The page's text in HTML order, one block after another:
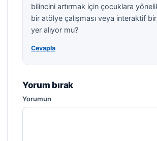
bilincini artırmak için çocuklara
bir atölye çalışması veya interaktif
yer alıyor mu?
Cevapla
Yorum bırak
Yorumun